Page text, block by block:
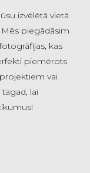
izvēlētā vietā
piegādāsim
kas
piemērots
vai
lai